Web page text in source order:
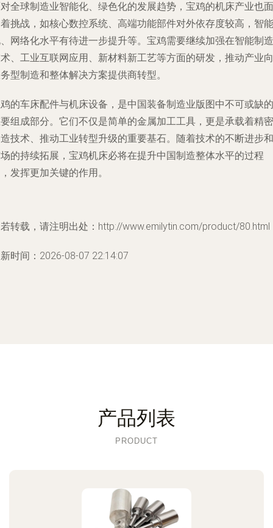
全球制造业智能化、绿色化的发展趋势，宝鸡的机床产业也面
挑战，如核心数控系统、高端功能部件对外依存度较高，智能
网络化水平有待进一步提升等。宝鸡需要继续加强在智能制造
、工业互联网应用、新材料新工艺等方面的研发，推动产业向
型制造和整体解决方案提供商转型。
的车床配件与机床设备，是中国装备制造业版图中不可或缺的
组成部分。它们不仅是简单的金属加工工具，更是承载着精密
技术、推动工业转型升级的重要基石。随着技术的不断进步和
的持续拓展，宝鸡机床必将在提升中国制造整体水平的过程
发挥更加关键的作用。
转载，请注明出处：http://www.emilytin.com/product/80.html
时间：2026-08-07 22:14:07
产品列表
PRODUCT